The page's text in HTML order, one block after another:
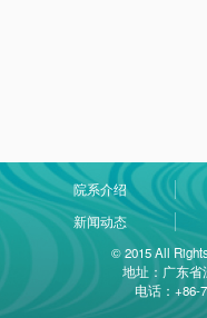
院系介绍
新闻动态
© 2015 All
地址：广东省
电话：+86-